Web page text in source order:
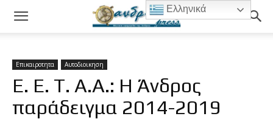
Επικαιροτητα Αυτοδιοικηση
Ε. Ε. Τ. Α.Α.: Η Άνδρος
παράδειγμα 2014-2019
Ελληνικά